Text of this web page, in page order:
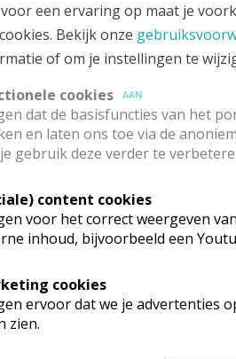
een ervaring op maat je
Bekijk onze
of om je instellingen te
cookies
AAN
dat de basisfuncties van het
en laten ons toe via de
gebruik deze verder te
content cookies
voor het correct weergeven
inhoud, bijvoorbeeld een
cookies
ervoor dat we je advertenties
zien.